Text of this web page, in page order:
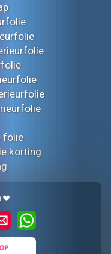
folie
korting